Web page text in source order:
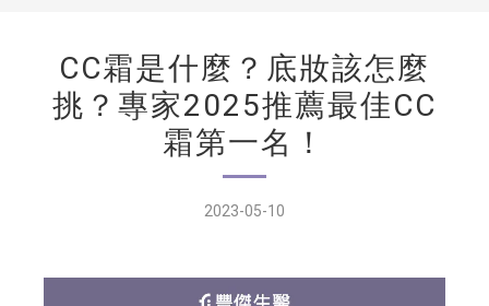
CC霜是什麼？底妝該怎麼
挑？專家2025推薦最佳CC
霜第一名！
2023-05-10